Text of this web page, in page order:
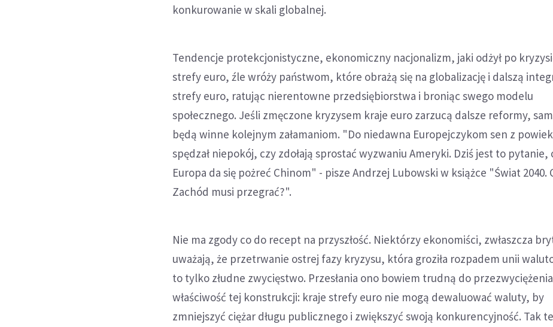
konkurowanie w skali globalnej.
Tendencje protekcjonistyczne, ekonomiczny nacjonalizm, jaki odżył po
strefy euro, źle wróży państwom, które obrażą się na globalizację i dalszą
strefy euro, ratując nierentowne przedsiębiorstwa i broniąc swego modelu
społecznego. Jeśli zmęczone kryzysem kraje euro zarzucą dalsze reformy,
będą winne kolejnym załamaniom. "Do niedawna Europejczykom sen z powiek
spędzał niepokój, czy zdołają sprostać wyzwaniu Ameryki. Dziś jest to pytanie,
Europa da się pożreć Chinom" - pisze Andrzej Lubowski w książce "Świat 2040.
Zachód musi przegrać?".
Nie ma zgody co do recept na przyszłość. Niektórzy ekonomiści, zwłaszcza
uważają, że przetrwanie ostrej fazy kryzysu, która groziła rozpadem unii
to tylko złudne zwycięstwo. Przesłania ono bowiem trudną do przezwyciężenia
właściwość tej konstrukcji: kraje strefy euro nie mogą dewaluować waluty, by
zmniejszyć ciężar długu publicznego i zwiększyć swoją konkurencyjność. Tak